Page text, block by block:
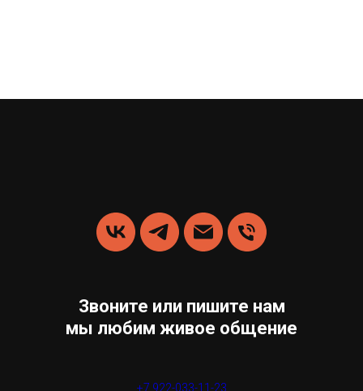
Звоните или пишите нам
мы любим живое общение
+7 922-033-11-23